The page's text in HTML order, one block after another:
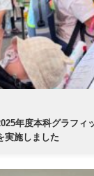
年度本科グラフィ
実施しました